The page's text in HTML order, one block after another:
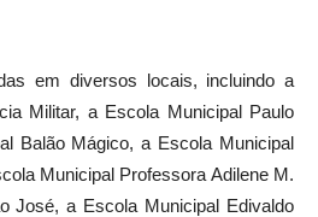
em diversos locais, incluindo a
Militar, a Escola Municipal Paulo
Balão Mágico, a Escola Municipal
Municipal Professora Adilene M.
José, a Escola Municipal Edivaldo